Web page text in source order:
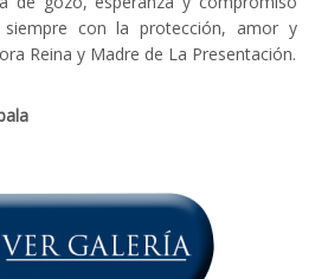
siempre con la protección, amor y
Reina y Madre de La Presentación.